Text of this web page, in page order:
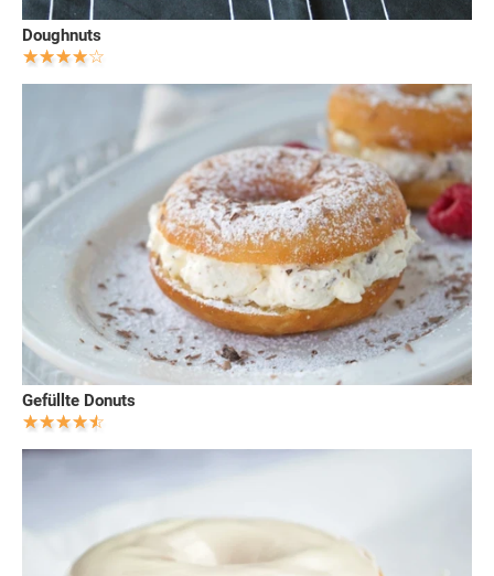
Doughnuts
Gefüllte Donuts